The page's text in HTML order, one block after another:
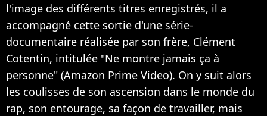
l'image des différents titres enregistrés, il a
accompagné cette sortie d'une série-
documentaire réalisée par son frère, Clément
Cotentin, intitulée "Ne montre jamais ça à
personne" (Amazon Prime Video). On y suit alors
les coulisses de son ascension dans le monde du
rap, son entourage, sa façon de travailler, mais